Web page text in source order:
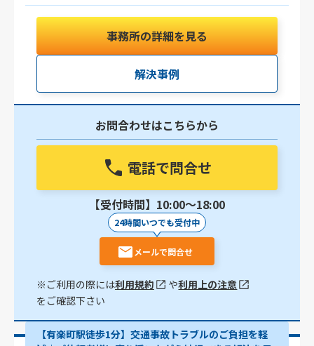
事務所の詳細を見る
解決事例
お問合わせはこちらから
電話で問合せ
【受付時間】10:00〜18:00
24時間いつでも受付中
メールで問合せ
※ご利用の際には利用規約 や利用上の注意
をご確認下さい
【有楽町駅徒歩1分】交通事故トラブルのご負担を軽